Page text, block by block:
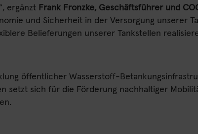
ergänzt Frank Fronzke, Geschäftsführer und
und Sicherheit in der Versorgung unserer
Belieferungen unserer Tankstellen
öffentlicher Wasserstoff-
setzt sich für die Förderung nachhaltiger